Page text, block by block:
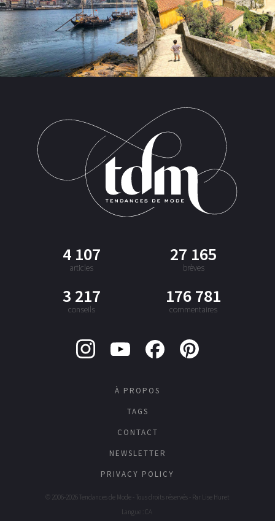
4 107
articles
27 165
brèves
3 217
conseils
176 781
commentaires
À PROPOS
TAGS
CONTACT
NEWSLETTER
PRIVACY POLICY
© 2006-2026 Tendances de Mode - Tous droits réservés - Par Lise Huret
Langue : CA